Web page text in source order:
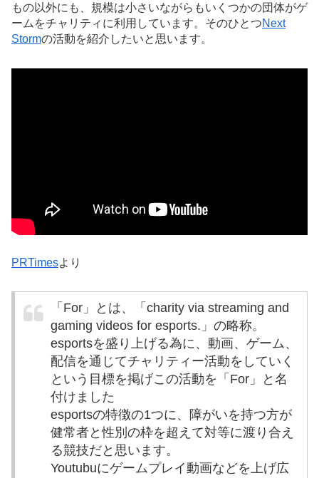
もの以外にも、規模は小さいながらもいくつかの団体がゲ
ームをチャリティに利用しています。そのひとつNext
Stormの活動を紹介したいと思います。
PRTimesより
「For」とは、「charity via streaming and
gaming videos for esports.」の略称。
esportsを盛り上げる為に、動画、ゲーム、
配信を通じてチャリティー活動をしていく
という目標を掲げこの活動を「For」と名
付けました
esportsの特徴の1つに、障がいを持つ方が
健常者と性別の枠を超えて対等に渡り合え
る競技だと思います。
Youtubuにゲームプレイ動画などを上げ広